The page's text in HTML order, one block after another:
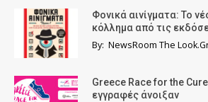
Φονικά αινίγματα: Το
κόλλημα από τις
By: NewsRoom The
Greece Race for the
εγγραφές άνοιξαν